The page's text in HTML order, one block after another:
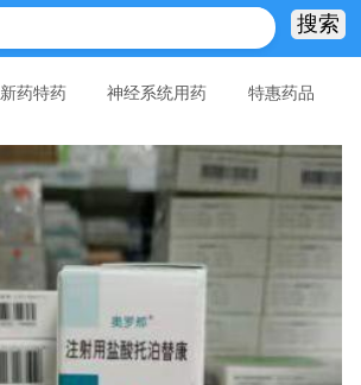
新药特药 神经系统用药 特惠药品